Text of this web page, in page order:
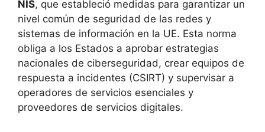
NIS, que estableció medidas para garantizar un
nivel común de seguridad de las redes y
sistemas de información en la UE. Esta norma
obliga a los Estados a aprobar estrategias
nacionales de ciberseguridad, crear equipos de
respuesta a incidentes (CSIRT) y supervisar a
operadores de servicios esenciales y
proveedores de servicios digitales.